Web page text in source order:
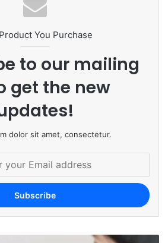
You Purchase
to our mailing
get the new
dolor sit amet, consectetur.